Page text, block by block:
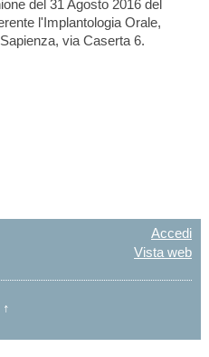
del 31 Agosto 2016 del
l'Implantologia Orale,
via Caserta 6.
Accedi
Vista web
↑